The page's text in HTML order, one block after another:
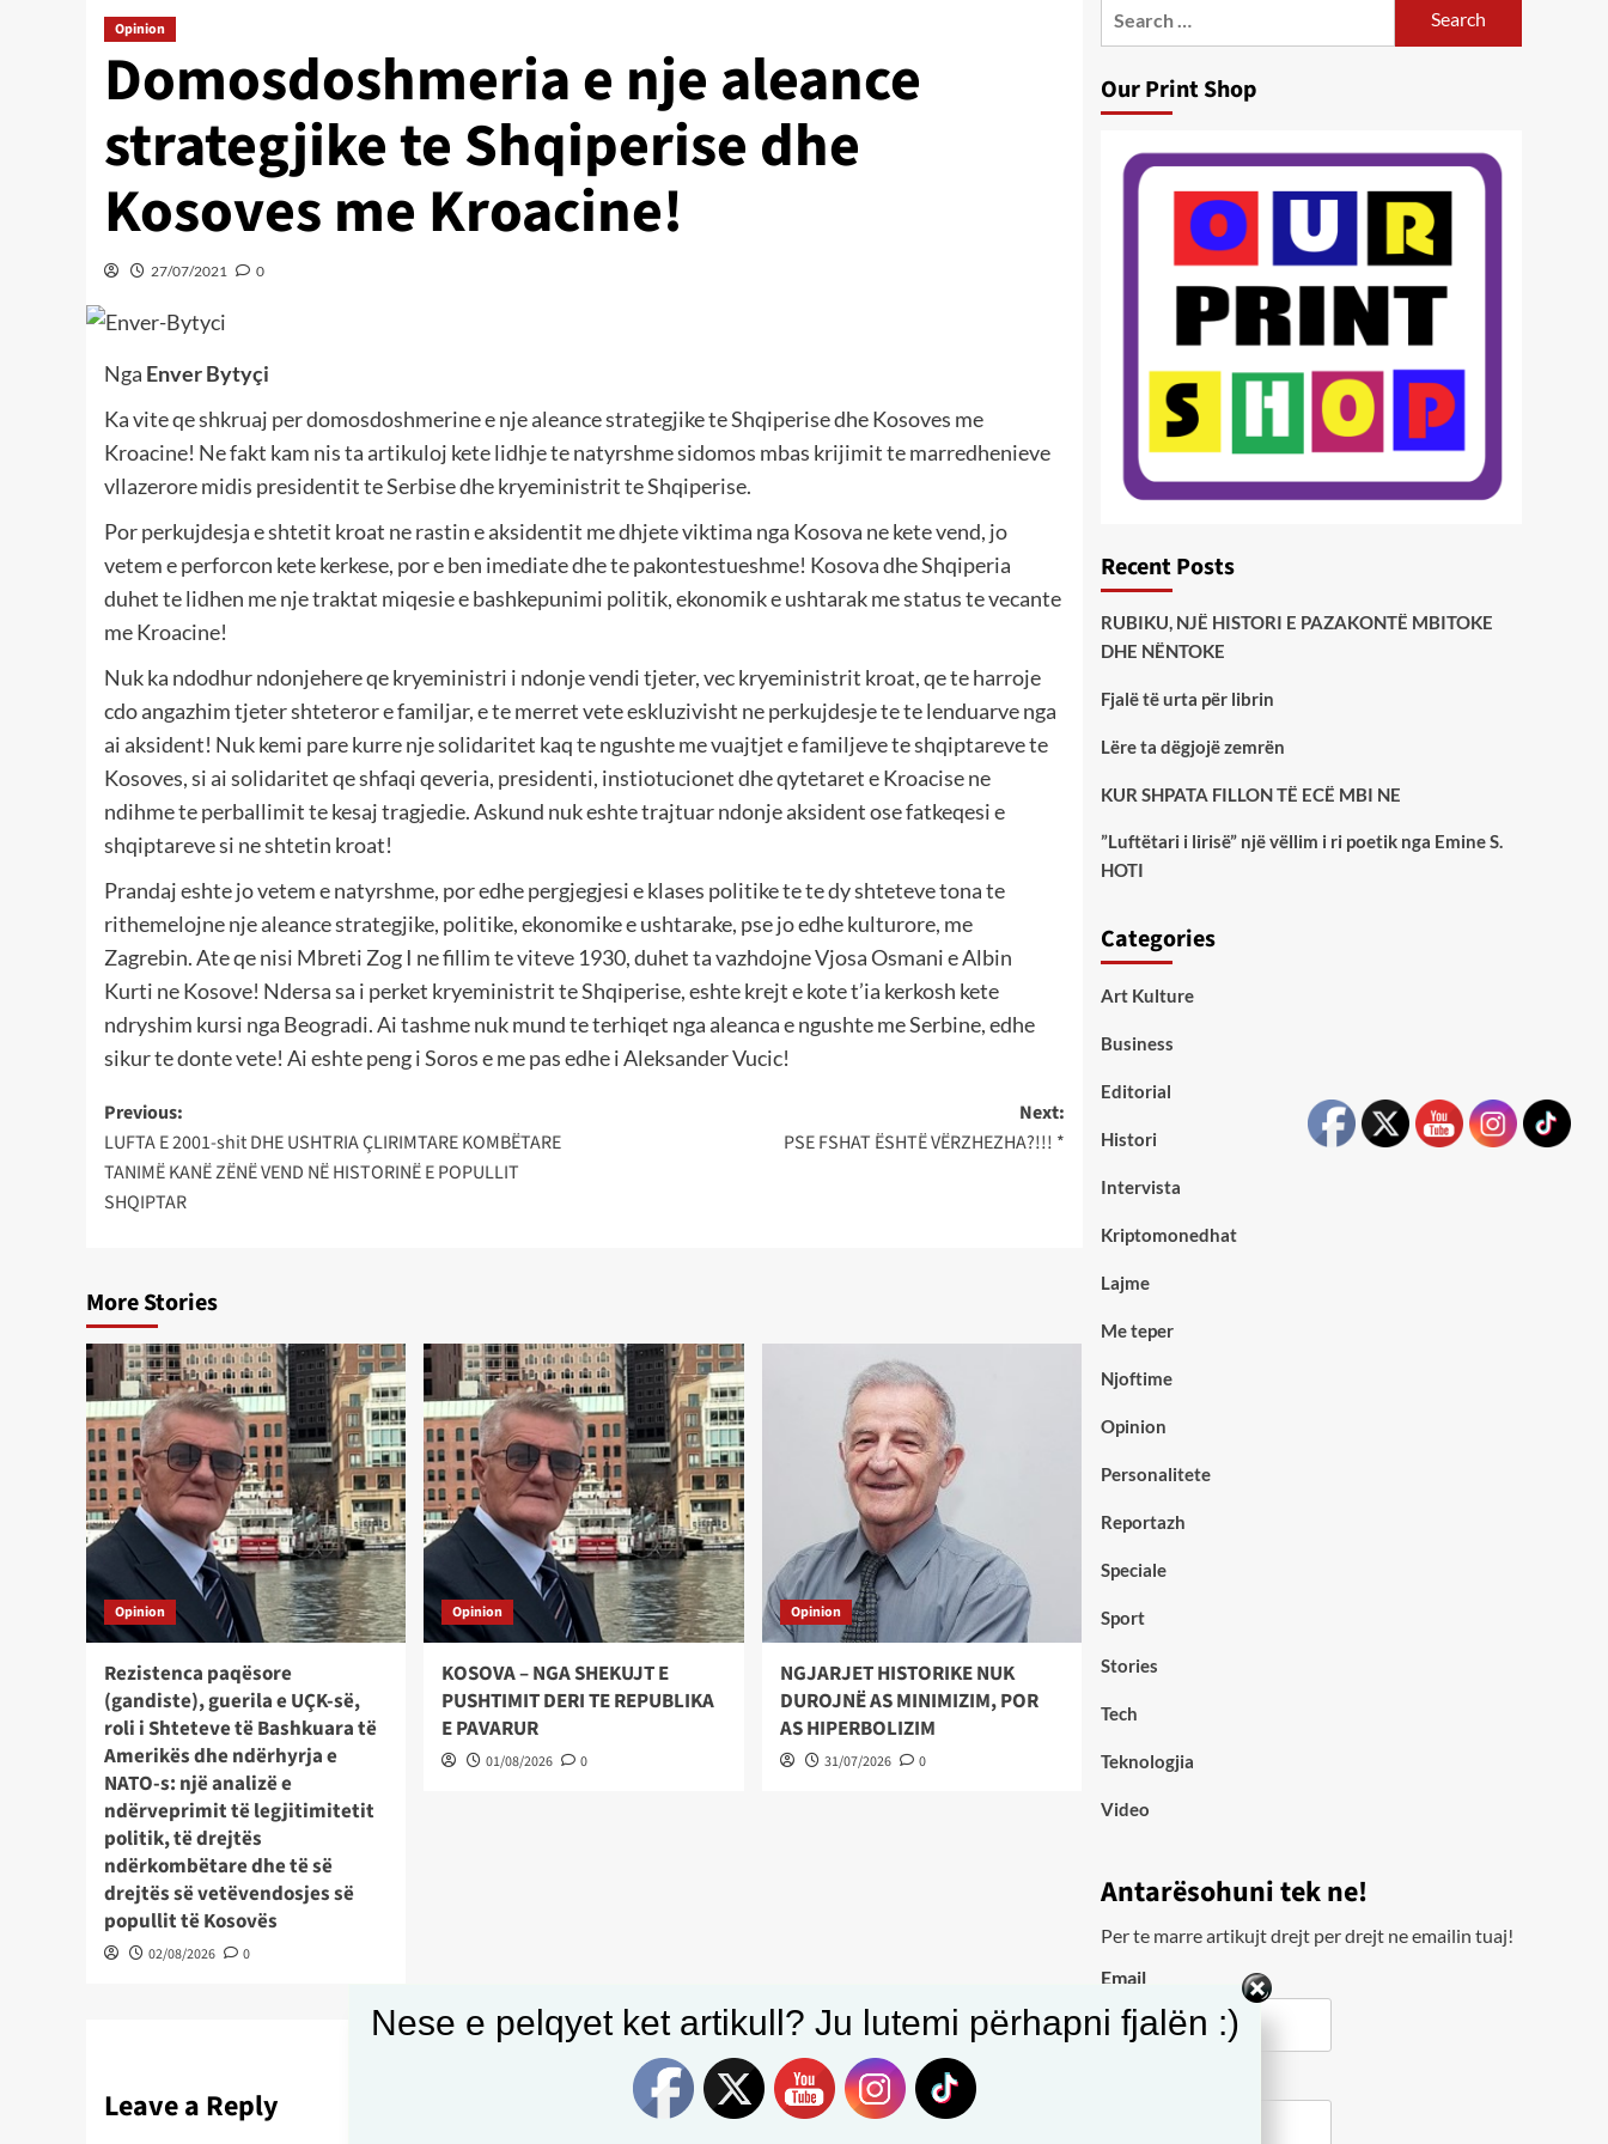
Opinion
Domosdoshmeria e nje aleance
strategjike te Shqiperise dhe
Kosoves me Kroacine!
27/07/2021 0
Nga Enver Bytyçi
Ka vite qe shkruaj per domosdoshmerine e nje aleance strategjike te Shqiperise dhe Kosoves me
Kroacine! Ne fakt kam nis ta artikuloj kete lidhje te natyrshme sidomos mbas krijimit te marredhenieve
vllazerore midis presidentit te Serbise dhe kryeministrit te Shqiperise.
Por perkujdesja e shtetit kroat ne rastin e aksidentit me dhjete viktima nga Kosova ne kete vend, jo
vetem e perforcon kete kerkese, por e ben imediate dhe te pakontestueshme! Kosova dhe Shqiperia
duhet te lidhen me nje traktat miqesie e bashkepunimi politik, ekonomik e ushtarak me status te vecante
me Kroacine!
Nuk ka ndodhur ndonjehere qe kryeministri i ndonje vendi tjeter, vec kryeministrit kroat, qe te harroje
cdo angazhim tjeter shteteror e familjar, e te merret vete eskluzivisht ne perkujdesje te te lenduarve nga
ai aksident! Nuk kemi pare kurre nje solidaritet kaq te ngushte me vuajtjet e familjeve te shqiptareve te
Kosoves, si ai solidaritet qe shfaqi qeveria, presidenti, instiotucionet dhe qytetaret e Kroacise ne
ndihme te perballimit te kesaj tragjedie. Askund nuk eshte trajtuar ndonje aksident ose fatkeqesi e
shqiptareve si ne shtetin kroat!
Prandaj eshte jo vetem e natyrshme, por edhe pergjegjesi e klases politike te te dy shteteve tona te
rithemelojne nje aleance strategjike, politike, ekonomike e ushtarake, pse jo edhe kulturore, me
Zagrebin. Ate qe nisi Mbreti Zog I ne fillim te viteve 1930, duhet ta vazhdojne Vjosa Osmani e Albin
Kurti ne Kosove! Ndersa sa i perket kryeministrit te Shqiperise, eshte krejt e kote t’ia kerkosh kete
ndryshim kursi nga Beogradi. Ai tashme nuk mund te terhiqet nga aleanca e ngushte me Serbine, edhe
sikur te donte vete! Ai eshte peng i Soros e me pas edhe i Aleksander Vucic!
Post
navigation
Previous:
LUFTA E 2001-shit DHE USHTRIA ÇLIRIMTARE KOMBËTARE
TANIMË KANË ZËNË VEND NË HISTORINË E POPULLIT
SHQIPTAR
Next:
PSE FSHAT ËSHTË VËRZHEZHA?!!! *
More Stories
Opinion
Rezistenca paqësore
(gandiste), guerila e UÇK-së,
roli i Shteteve të Bashkuara të
Amerikës dhe ndërhyrja e
NATO-s: një analizë e
ndërveprimit të legjitimitetit
politik, të drejtës
ndërkombëtare dhe të së
drejtës së vetëvendosjes së
popullit të Kosovës
02/08/2026 0
Opinion
KOSOVA – NGA SHEKUJT E
PUSHTIMIT DERI TE REPUBLIKA
E PAVARUR
01/08/2026 0
Opinion
NGJARJET HISTORIKE NUK
DUROJNË AS MINIMIZIM, POR
AS HIPERBOLIZIM
31/07/2026 0
Leave a Reply
Our Print Shop
Recent Posts
RUBIKU, NJË HISTORI E PAZAKONTË MBITOKE
DHE NËNTOKE
Fjalë të urta për librin
Lëre ta dëgjojë zemrën
KUR SHPATA FILLON TË ECË MBI NE
”Luftëtari i lirisë” një vëllim i ri poetik nga Emine S.
HOTI
Categories
Art Kulture
Business
Editorial
Histori
Intervista
Kriptomonedhat
Lajme
Me teper
Njoftime
Opinion
Personalitete
Reportazh
Speciale
Sport
Stories
Tech
Teknologjia
Video
Antarësohuni tek ne!
Per te marre artikujt drejt per drejt ne emailin tuaj!
Email
Nese e pelqyet ket artikull? Ju lutemi përhapni fjalën :)